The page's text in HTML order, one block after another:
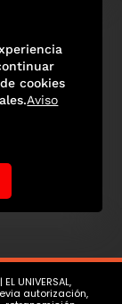
Mundialistas
UNIVERSAL,
autorización,
cookies
Aviso